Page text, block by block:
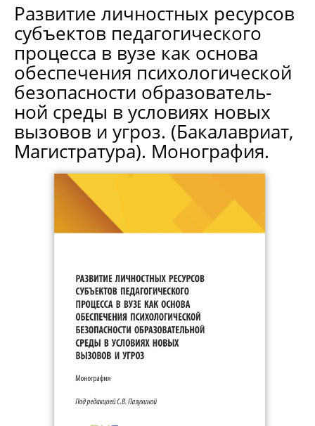
Развитие личностных ресурсов
субъектов педагогического
процесса в вузе как основа
обеспечения психологической
безопасности образователь-
ной среды в условиях новых
вызовов и угроз. (Бакалавриат,
Магистратура). Монография.